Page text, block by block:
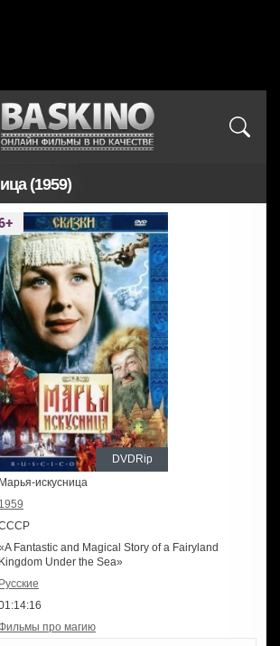
(1959)
DVDRip
Марья-искусница
1959
Fantastic and Magical Story of a Fairyland
Kingdom Under the Sea»
Русские
про магию